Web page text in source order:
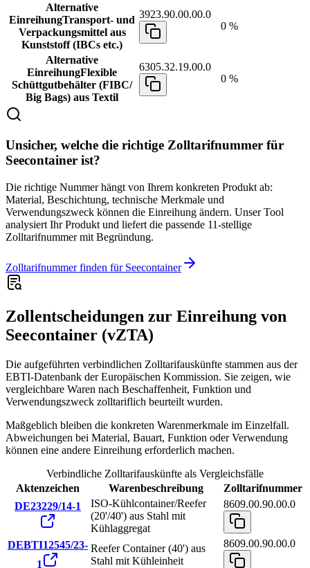
Alternative
EinreihungTransport- und
Verpackungsmittel aus
Kunststoff (IBCs etc.)
3923.90.00.00.0
0 %
Alternative
EinreihungFlexible
Schüttgutbehälter (FIBC/
Big Bags) aus Textil
6305.32.19.00.0
0 %
Unsicher, welche die richtige Zolltarifnummer für
Seecontainer ist?
Die richtige Nummer hängt von Ihrem konkreten Produkt ab:
Material, Beschichtung, technische Merkmale und
Verwendungszweck können die Einreihung ändern. Unser Tool
analysiert Ihr Produkt und liefert die passende 11-stellige
Zolltarifnummer mit Begründung.
Zolltarifnummer finden für Seecontainer
Zollentscheidungen zur Einreihung von
Seecontainer (vZTA)
Die aufgeführten verbindlichen Zolltarifauskünfte stammen aus der
EBTI-Datenbank der Europäischen Kommission. Sie zeigen, wie
vergleichbare Waren nach Beschaffenheit, Funktion und
Verwendungszweck zolltariflich beurteilt wurden.
Maßgeblich bleiben die konkreten Warenmerkmale im Einzelfall.
Abweichungen bei Material, Bauart, Funktion oder Verwendung
können eine andere Einreihung erforderlich machen.
Verbindliche Zolltarifauskünfte als Vergleichsfälle
Aktenzeichen
Warenbeschreibung
Zolltarifnummer
DE23229/14-1
ISO-Kühlcontainer/Reefer
(20'/40') aus Stahl mit
Kühlaggregat
8609.00.90.00.0
DEBTI12545/23-
1
Reefer Container (40') aus
Stahl mit Kühleinheit
8609.00.90.00.0